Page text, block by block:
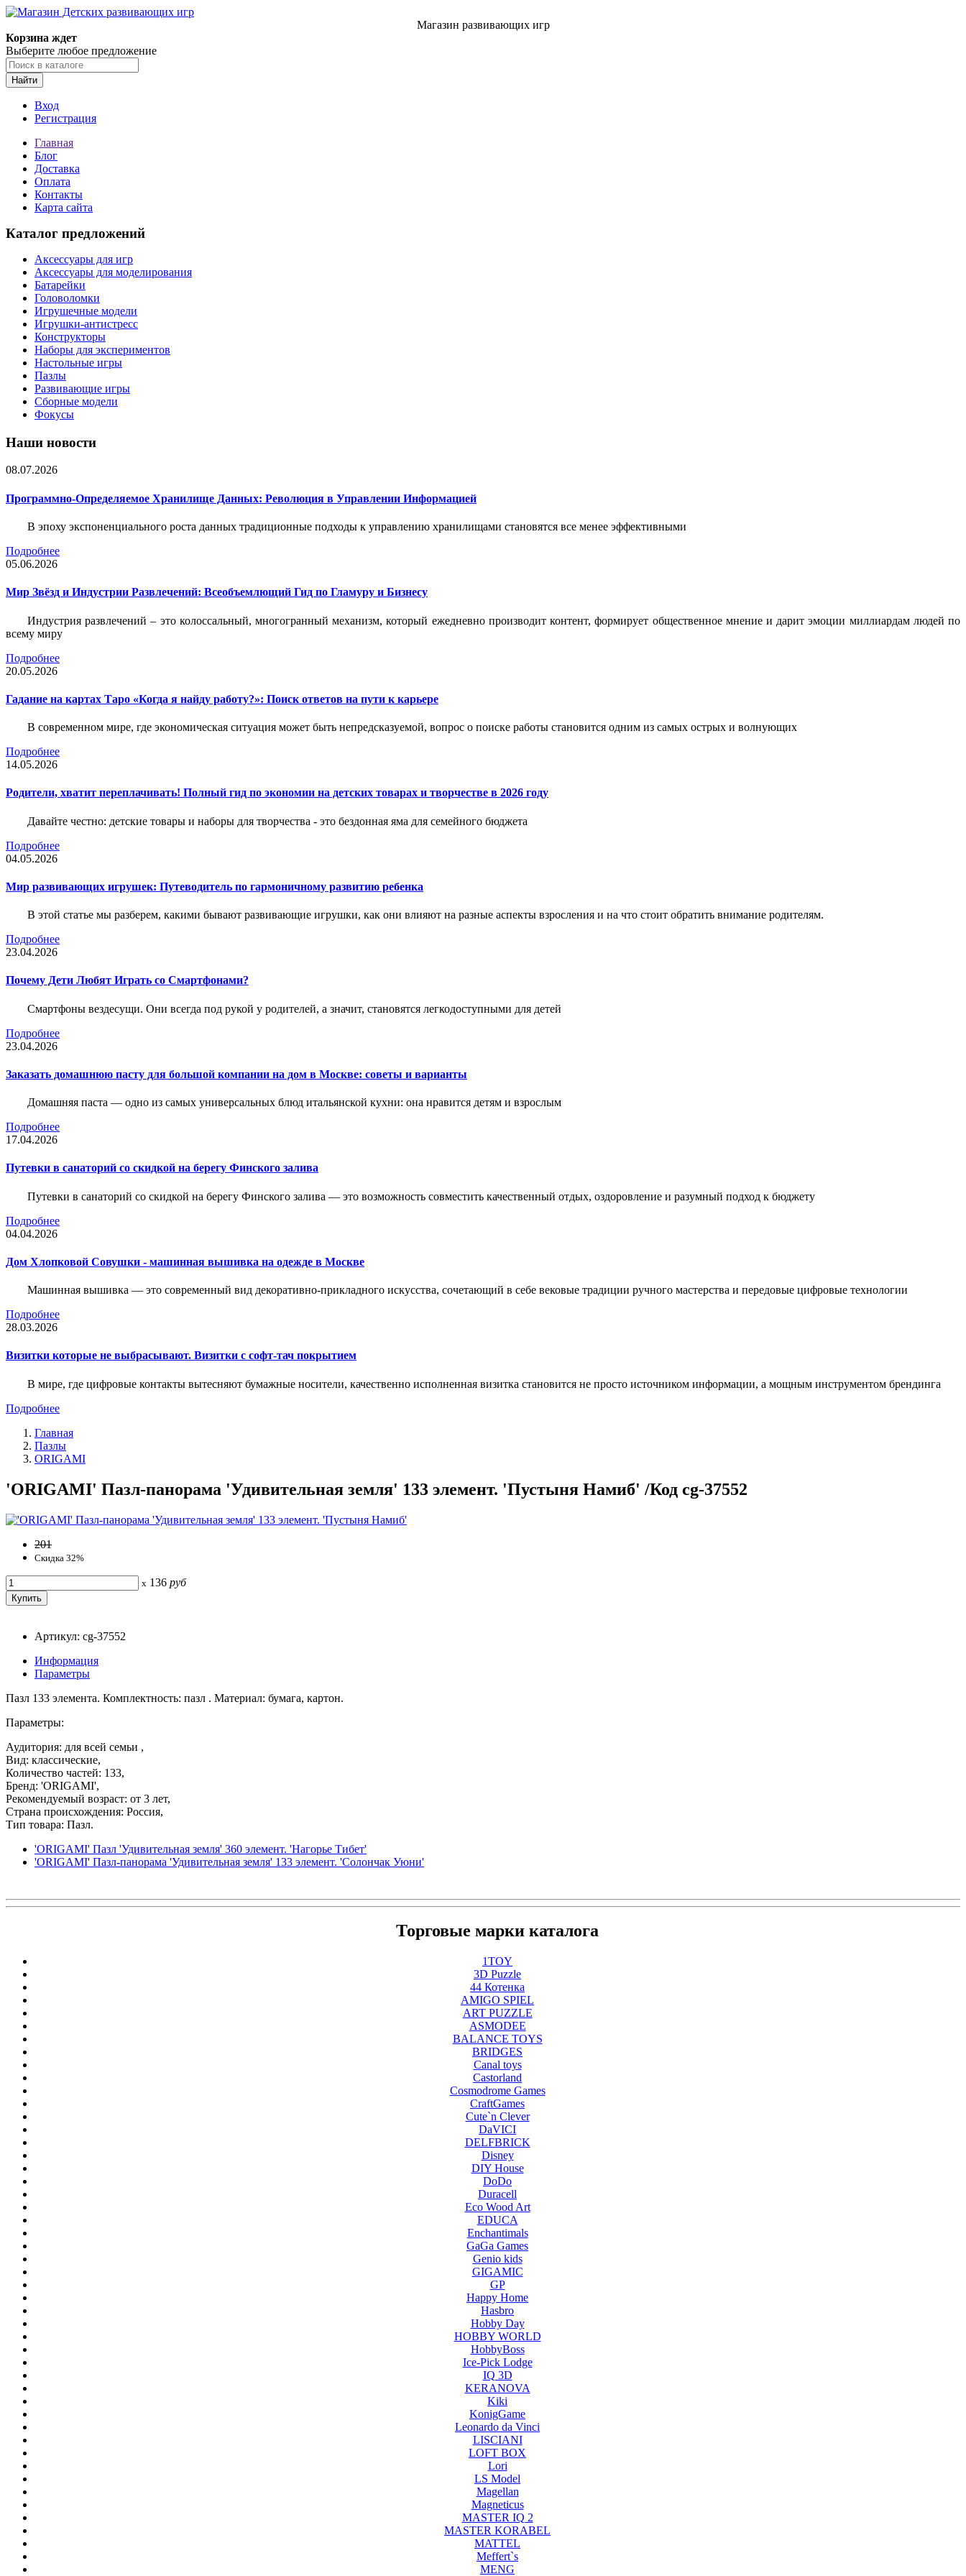
Магазин развивающих игр
Корзина ждет
Выберите любое предложение
Найти
Вход
Регистрация
Главная
Блог
Доставка
Оплата
Контакты
Карта сайта
Каталог предложений
Аксессуары для игр
Аксессуары для моделирования
Батарейки
Головоломки
Игрушечные модели
Игрушки-антистресс
Конструкторы
Наборы для экспериментов
Настольные игры
Пазлы
Развивающие игры
Сборные модели
Фокусы
Наши новости
08.07.2026
Программно-Определяемое Хранилище Данных: Революция в Управлении Информацией
В эпоху экспоненциального роста данных традиционные подходы к управлению хранилищами становятся все менее эффективными
Подробнее
05.06.2026
Мир Звёзд и Индустрии Развлечений: Всеобъемлющий Гид по Гламуру и Бизнесу
Индустрия развлечений – это колоссальный, многогранный механизм, который ежедневно производит контент, формирует общественное мнение и дарит эмоции миллиардам людей по
всему миру
Подробнее
20.05.2026
Гадание на картах Таро «Когда я найду работу?»: Поиск ответов на пути к карьере
В современном мире, где экономическая ситуация может быть непредсказуемой, вопрос о поиске работы становится одним из самых острых и волнующих
Подробнее
14.05.2026
Родители, хватит переплачивать! Полный гид по экономии на детских товарах и творчестве в 2026 году
Давайте честно: детские товары и наборы для творчества - это бездонная яма для семейного бюджета
Подробнее
04.05.2026
Мир развивающих игрушек: Путеводитель по гармоничному развитию ребенка
В этой статье мы разберем, какими бывают развивающие игрушки, как они влияют на разные аспекты взросления и на что стоит обратить внимание родителям.
Подробнее
23.04.2026
Почему Дети Любят Играть со Смартфонами?
Смартфоны вездесущи. Они всегда под рукой у родителей, а значит, становятся легкодоступными для детей
Подробнее
23.04.2026
Заказать домашнюю пасту для большой компании на дом в Москве: советы и варианты
Домашняя паста — одно из самых универсальных блюд итальянской кухни: она нравится детям и взрослым
Подробнее
17.04.2026
Путевки в санаторий со скидкой на берегу Финского залива
Путевки в санаторий со скидкой на берегу Финского залива — это возможность совместить качественный отдых, оздоровление и разумный подход к бюджету
Подробнее
04.04.2026
Дом Хлопковой Совушки - машинная вышивка на одежде в Москве
Машинная вышивка — это современный вид декоративно-прикладного искусства, сочетающий в себе вековые традиции ручного мастерства и передовые цифровые технологии
Подробнее
28.03.2026
Визитки которые не выбрасывают. Визитки с софт-тач покрытием
В мире, где цифровые контакты вытесняют бумажные носители, качественно исполненная визитка становится не просто источником информации, а мощным инструментом брендинга
Подробнее
Главная
Пазлы
ORIGAMI
'ORIGAMI' Пазл-панорама 'Удивительная земля' 133 элемент. 'Пустыня Намиб' /Код cg-37552
201
Скидка 32%
x 136 руб
Артикул: cg-37552
Информация
Параметры
Пазл 133 элемента. Комплектность: пазл . Материал: бумага, картон.
Параметры:
Аудитория: для всей семьи ,
Вид: классические,
Количество частей: 133,
Бренд: 'ORIGAMI',
Рекомендуемый возраст: от 3 лет,
Страна происхождения: Россия,
Тип товара: Пазл.
'ORIGAMI' Пазл 'Удивительная земля' 360 элемент. 'Нагорье Тибет'
'ORIGAMI' Пазл-панорама 'Удивительная земля' 133 элемент. 'Солончак Уюни'
Торговые марки каталога
1TOY
3D Puzzle
44 Котенка
AMIGO SPIEL
ART PUZZLE
ASMODEE
BALANCE TOYS
BRIDGES
Canal toys
Castorland
Cosmodrome Games
CraftGames
Cute`n Clever
DaVICI
DELFBRICK
Disney
DIY House
DoDo
Duracell
Eco Wood Art
EDUCA
Enchantimals
GaGa Games
Genio kids
GIGAMIC
GP
Happy Home
Hasbro
Hobby Day
HOBBY WORLD
HobbyBoss
Ice-Pick Lodge
IQ 3D
KERANOVA
Kiki
KonigGame
Leonardo da Vinci
LISCIANI
LOFT BOX
Lori
LS Model
Magellan
Magneticus
MASTER IQ 2
MASTER KORABEL
MATTEL
Meffert`s
MENG